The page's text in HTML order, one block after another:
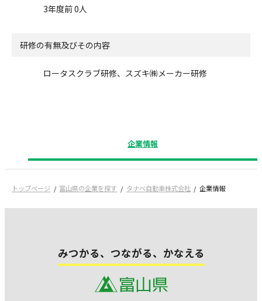
3年度前 0人
研修の有無及びその内容
ロータスクラブ研修、スズキ㈱メーカー研修
企業情報
トップページ 富山県の企業を探す タナベ自動車株式会社 企業情報
みつかる、つながる、かなえる